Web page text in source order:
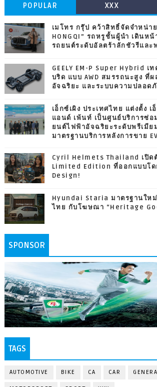
POPULAR XXX
เมโทร กรุ๊ป คว้าสิทธิ์จัดจำหน่า
HONGQI” รถหรูชั้นผู้นำ เดินห
รถยนต์ระดับอัลตร้าลักชัวรีและ
GEELY EM-P Super Hybrid
บริด แบบ AWD สมรรถนะสูง ที่
อัจฉริยะ และระบบความปลอด
เอ็กซ์เผิง ประเทศไทย แต่งตั้ง เ
แอนด์ เพ้นท์ เป็นศูนย์บริการซ่อ
ยนต์ไฟฟ้าอัจฉริยะระดับพรีเมีย
มาตรฐานบริการหลังการขาย
Cyril Helmets Thailand เปิด
Limited Edition ที่ออกแบบโด
Design!
Hyundai Staria มาตรฐานใหม่
ไทย กับโฆษณา “Heritage
SPONSOR
TAGS
AUTOMOTIVE BIKE CA CAR